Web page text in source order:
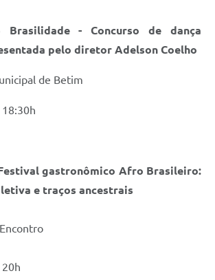
Brasilidade - Concurso de dança
pelo diretor Adelson Coelho
de Betim
18:30h
gastronômico Afro Brasileiro:
e traços ancestrais
20h